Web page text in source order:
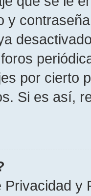
y
por cierto
Si es así,
Privacidad